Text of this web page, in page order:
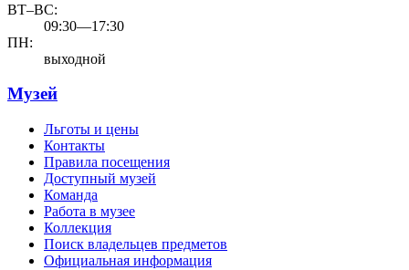
ВТ–ВС:
09:30—17:30
ПН:
выходной
Музей
Льготы и цены
Контакты
Правила посещения
Доступный музей
Команда
Работа в музее
Коллекция
Поиск владельцев предметов
Официальная информация